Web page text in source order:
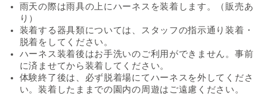
雨天の際は雨具の上にハーネスを装着します。（販売あ
り）
装着する器具類については、スタッフの指示通り装着・
脱着をしてください。
ハーネス装着後はお手洗いのご利用ができません。事前
に済ませてから装着してください。
体験終了後は、必ず脱着場にてハーネスを外してくださ
い。装着したままでの園内の周遊はご遠慮ください。